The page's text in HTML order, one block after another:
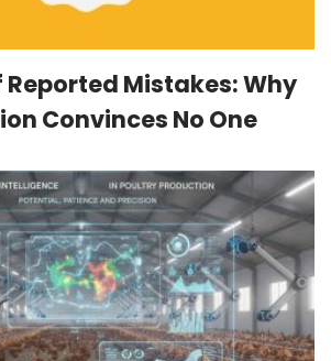
Reported Mistakes: Why
Convinces No One